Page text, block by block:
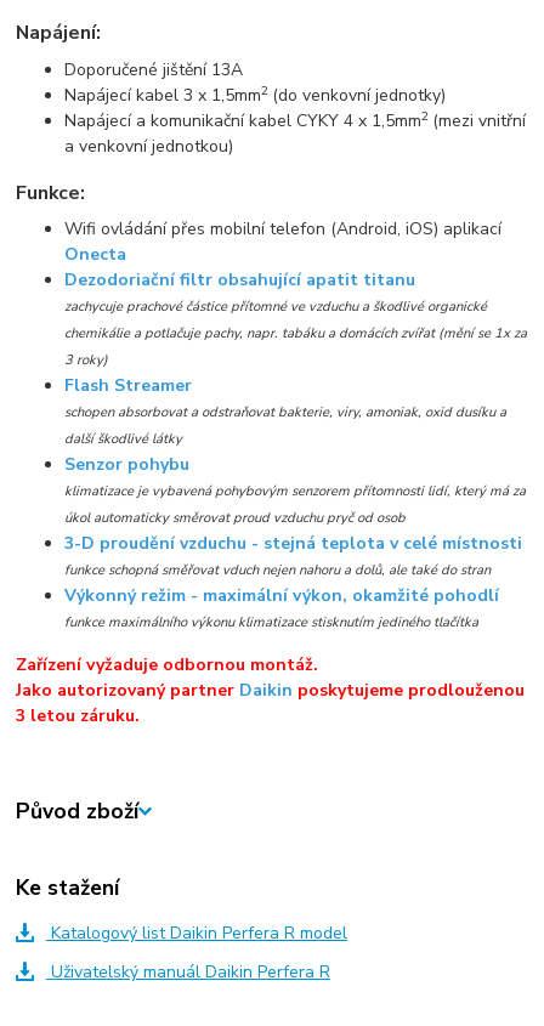
Napájení:
Doporučené jištění 13A
Napájecí kabel 3 x 1,5mm2 (do venkovní jednotky)
Napájecí a komunikační kabel CYKY 4 x 1,5mm2 (mezi vnitřní
a venkovní jednotkou)
Funkce:
Wifi ovládání přes mobilní telefon (Android, iOS) aplikací
Onecta
Dezodoriační filtr obsahující apatit titanu
zachycuje prachové částice přítomné ve vzduchu a škodlivé organické
chemikálie a potlačuje pachy, napr. tabáku a domácích zvířat (mění se 1x za
3 roky)
Flash Streamer
schopen absorbovat a odstraňovat bakterie, viry, amoniak, oxid dusíku a
další škodlivé látky
Senzor pohybu
klimatizace je vybavená pohybovým senzorem přítomnosti lidí, který má za
úkol automaticky směrovat proud vzduchu pryč od osob
3-D proudění vzduchu - stejná teplota v celé místnosti
funkce schopná směřovat vduch nejen nahoru a dolů, ale také do stran
Výkonný režim - maximální výkon, okamžité pohodlí
funkce maximálního výkonu klimatizace stisknutím jediného tlačítka
Zařízení vyžaduje odbornou montáž.
Jako autorizovaný partner Daikin poskytujeme prodlouženou
3 letou záruku.
Původ zboží
Ke stažení
Katalogový list Daikin Perfera R model
Uživatelský manuál Daikin Perfera R